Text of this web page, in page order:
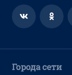
Города сети